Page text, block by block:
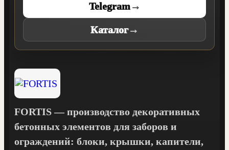
Telegram→
Каталог→
FORTIS — производство декоративных
бетонных элементов для заборов и
ограждений: блоки, крышки, капители,